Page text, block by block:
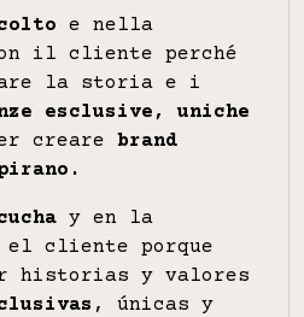
e nella
il cliente perché
la storia e i
esclusive, uniche
creare brand
y en la
el cliente porque
historias y valores
, únicas y